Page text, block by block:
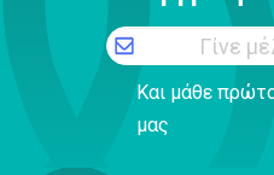
Γίνε
Και μάθε
μας